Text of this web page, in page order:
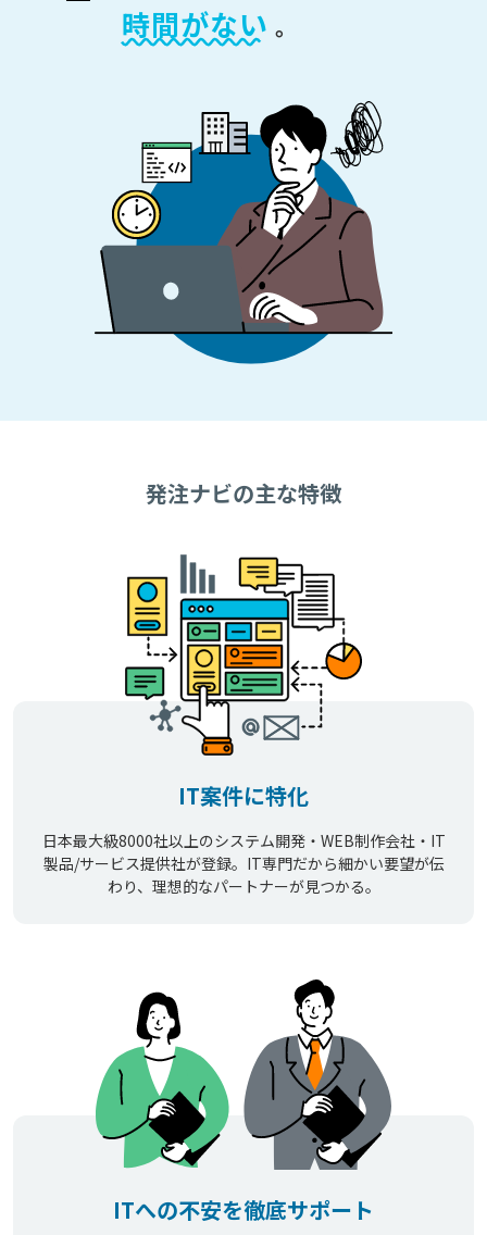
時間がない 。
発注ナビの主な特徴
IT案件に特化
日本最大級8000社以上のシステム開発・WEB制作会社・IT
製品/サービス提供社が登録。IT専門だから細かい要望が伝
わり、理想的なパートナーが見つかる。
ITへの不安を徹底サポート